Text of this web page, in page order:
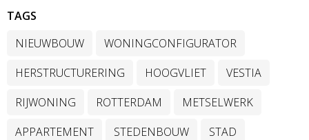
TAGS
NIEUWBOUW
WONINGCONFIGURATOR
HERSTRUCTURERING
HOOGVLIET
VESTIA
RIJWONING
ROTTERDAM
METSELWERK
APPARTEMENT
STEDENBOUW
STAD